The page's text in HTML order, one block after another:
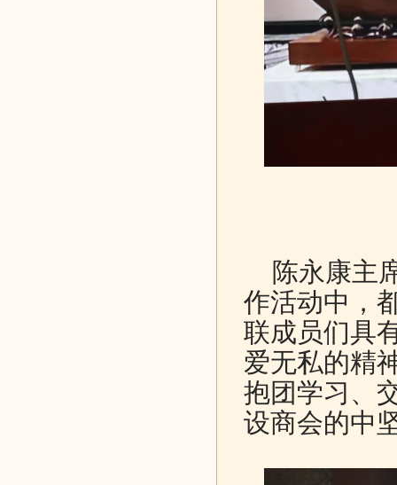
陈永康主
作活动中，
联成员们具
爱无私的精
抱团学习、
设商会的中